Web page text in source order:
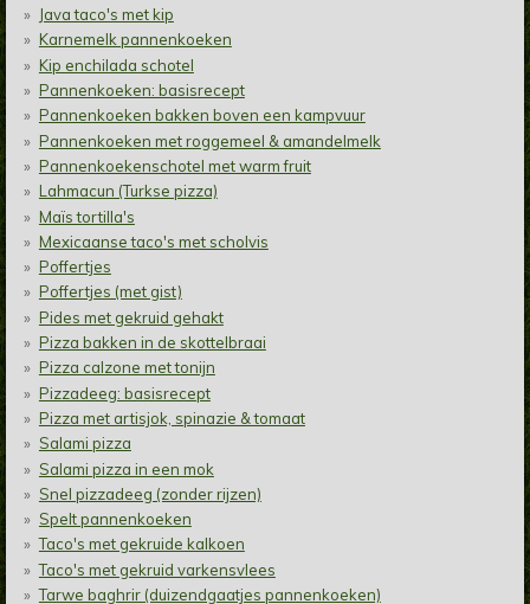
Java taco's met kip
Karnemelk pannenkoeken
Kip enchilada schotel
Pannenkoeken: basisrecept
Pannenkoeken bakken boven een kampvuur
Pannenkoeken met roggemeel & amandelmelk
Pannenkoekenschotel met warm fruit
Lahmacun (Turkse pizza)
Maïs tortilla's
Mexicaanse taco's met scholvis
Poffertjes
Poffertjes (met gist)
Pides met gekruid gehakt
Pizza bakken in de skottelbraai
Pizza calzone met tonijn
Pizzadeeg: basisrecept
Pizza met artisjok, spinazie & tomaat
Salami pizza
Salami pizza in een mok
Snel pizzadeeg (zonder rijzen)
Spelt pannenkoeken
Taco's met gekruide kalkoen
Taco's met gekruid varkensvlees
Tarwe baghrir (duizendgaatjes pannenkoeken)